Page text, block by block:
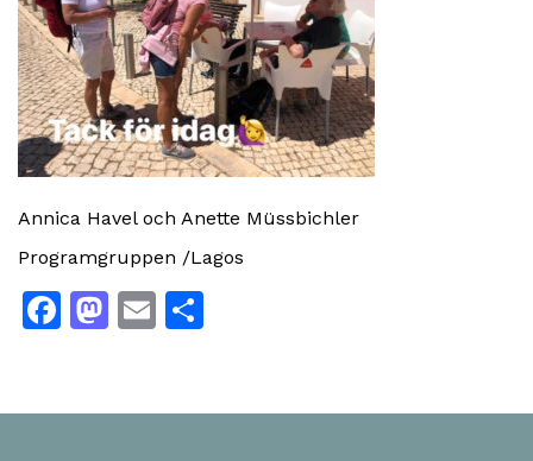
Annica Havel och Anette Müssbichler
Programgruppen /Lagos
Facebook
Mastodon
Email